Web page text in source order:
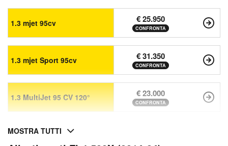
1.3 mjet 95cv € 25.950
CONFRONTA
1.3 mjet Sport 95cv € 31.350
CONFRONTA
1.3 MultiJet 95 CV 120° € 23.000
CONFRONTA
MOSTRA TUTTI